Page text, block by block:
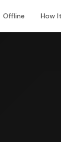
Offline How